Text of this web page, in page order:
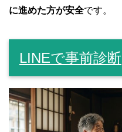
に進めた方が安全です。
LINEで事前診断